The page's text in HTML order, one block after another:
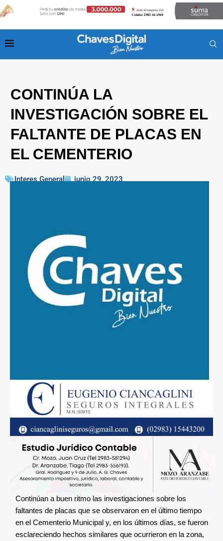
CONTINÚA LA
INVESTIGACIÓN SOBRE EL
FALTANTE DE PLACAS EN
EL CEMENTERIO
Interes General junio 29, 2023
Continúan a buen ritmo las investigaciones sobre los
faltantes de placas que se observaron en el último tiempo
en el Cementerio Municipal y, en los últimos días, se fueron
esclareciendo hechos similares que ocurrieron en la zona,